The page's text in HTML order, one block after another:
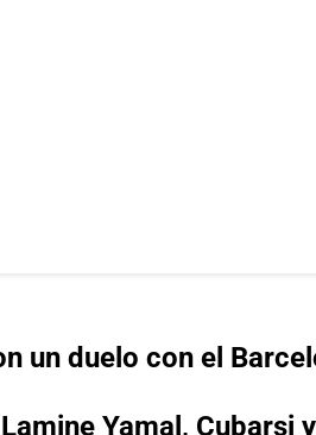
un duelo con el
Yamal, Cubarsi